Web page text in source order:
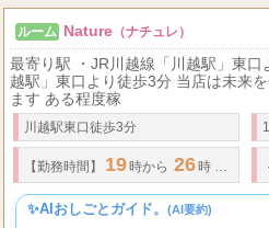
ルーム Nature （ナチュレ）
最寄り駅 ・JR川越線「川越駅」東口
越駅」東口より徒歩3分 当店は未来
ます ある程度稼
川越駅東口徒歩3分
【勤務時間】 19 時から 26 時 120 分✕・
✨AIおしごとガイド。 (AI要約)